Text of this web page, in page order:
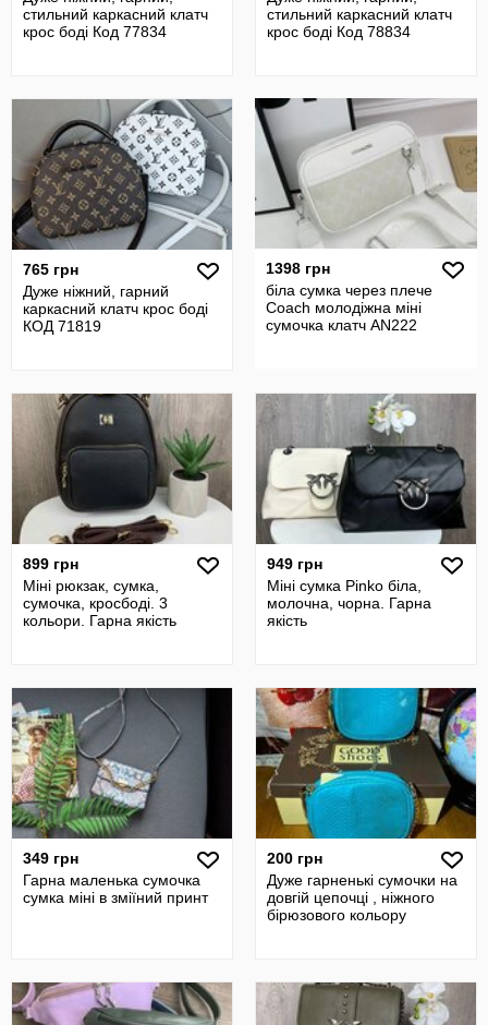
стильний каркасний клатч
крос боді Код 77834
стильний каркасний клатч
крос боді Код 78834
765 грн
Дуже ніжний, гарний
каркасний клатч крос боді
КОД 71819
1398 грн
біла сумка через плече
Coach молодіжна міні
сумочка клатч AN222
899 грн
Міні рюкзак, сумка,
сумочка, кросбоді. 3
кольори. Гарна якість
949 грн
Міні сумка Pinko біла,
молочна, чорна. Гарна
якість
349 грн
Гарна маленька сумочка
сумка міні в зміїний принт
200 грн
Дуже гарненькі сумочки на
довгій цепочці , ніжного
бірюзового кольору